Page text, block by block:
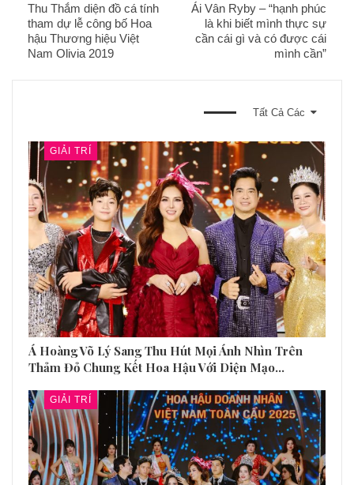
Thu Thắm diện đồ cá tính
tham dự lễ công bố Hoa
hậu Thương hiệu Việt
Nam Olivia 2019
Ái Vân Ryby – “hạnh phúc
là khi biết mình thực sự
cần cái gì và có được cái
mình cần”
Tất Cả Các
GIẢI TRÍ
Á Hoàng Võ Lý Sang Thu Hút Mọi Ánh Nhìn Trên
Thảm Đỏ Chung Kết Hoa Hậu Với Diện Mạo…
GIẢI TRÍ